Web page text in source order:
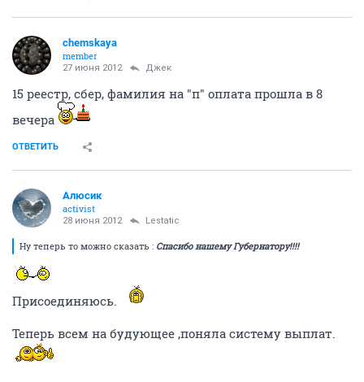
chemskaya
member
27 июня 2012 Джек
15 реестр, сбер, фамилия на "п" оплата прошла в 8
вечера
ОТВЕТИТЬ
Алюсик
activist
28 июня 2012 Lestatic
Ну теперь то можно сказать : Спасибо нашему Губернатору!!!!
Присоединяюсь.
Теперь всем на будующее ,поняла систему выплат.